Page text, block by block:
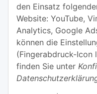
den Einsatz
Website: YouTube,
Analytics, Google
können die
(Fingerabdruck-Icon
finden Sie unter
Widerrufsbutton
* Alle Preise inkl. gesetzlicher